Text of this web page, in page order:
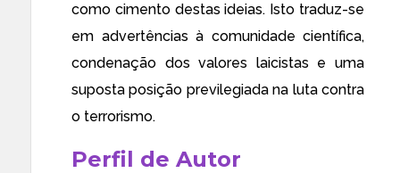
como cimento destas ideias. Isto traduz-se
em advertências à comunidade científica,
condenação dos valores laicistas e uma
suposta posição previlegiada na luta contra
o terrorismo.
Perfil de Autor